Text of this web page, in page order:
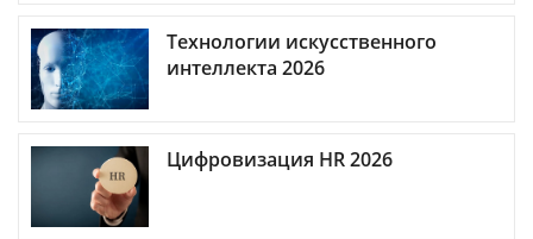
Технологии искусственного
интеллекта 2026
Цифровизация HR 2026